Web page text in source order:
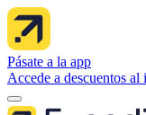
Pásate a la app
Accede a descuentos al